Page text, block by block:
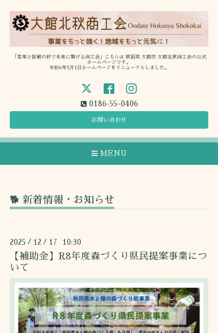
「変革と信頼の絆で未来に繋げる商工会」こちらは 秋田県 大館市 大館北秋商工会の公式
ホームページです。
令和6年5月1日ホームページをリニューアルしました。
0186-55-0406
お問い合わせ
MENU
🐕 新着情報・お知らせ
2025 / 12 / 17 10:30
【補助金】R8年度森づくり県民提案事業につ
いて